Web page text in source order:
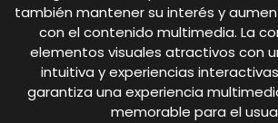
también mantener su interés y
con el contenido multimedia. La
elementos visuales atractivos con
intuitiva y experiencias
garantiza una experiencia
memorable para el